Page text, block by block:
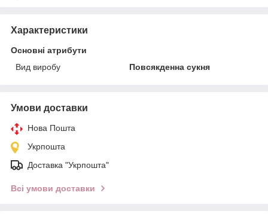
Характеристики
Основні атрибути
Вид виробу
Повсякденна сукня
Умови доставки
Нова Пошта
Укрпошта
Доставка "Укрпошта"
Всі умови доставки